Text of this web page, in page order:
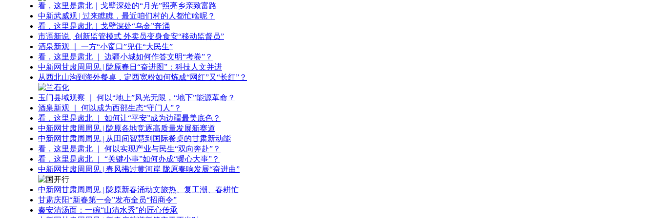
看，这里是肃北｜戈壁深处的“月光”照亮乡亲致富路
中新武威观 | 过来瞧瞧，最近咱们村的人都忙啥呢？
看，这里是肃北｜戈壁深处“乌金”奔涌
市语新说 | 创新监管模式 外卖员变身食安“移动监督员”
酒泉新观 ｜ 一方“小窗口”兜住“大民生”
看，这里是肃北 ｜ 边疆小城如何作答文明“考卷”？
中新网甘肃周周见 | 陇原春日“奋进图”：科技人文并进
从西北山沟到海外餐桌，定西宽粉如何炼成“网红”又“长红”？
玉门县域观察 ｜ 何以“地上”风光无限，“地下”能源革命？
酒泉新观 ｜ 何以成为西部生态“守门人”？
看，这里是肃北 ｜ 如何让“平安”成为边疆最美底色？
中新网甘肃周周见 | 陇原各地竞逐高质量发展新赛道
中新网甘肃周周见 | 从田间智慧到国际餐桌的甘肃新动能
看，这里是肃北 ｜ 何以实现产业与民生“双向奔赴”？
看，这里是肃北 ｜ “关键小事”如何办成“暖心大事”？
中新网甘肃周周见 | 春风拂过黄河岸 陇原奏响发展“奋进曲”
中新网甘肃周周见 | 陇原新春涌动文旅热、复工潮、春耕忙
甘肃庆阳“新春第一会”发布全员“招商令”
秦安清汤面：一碗“山清水秀”的匠心传承